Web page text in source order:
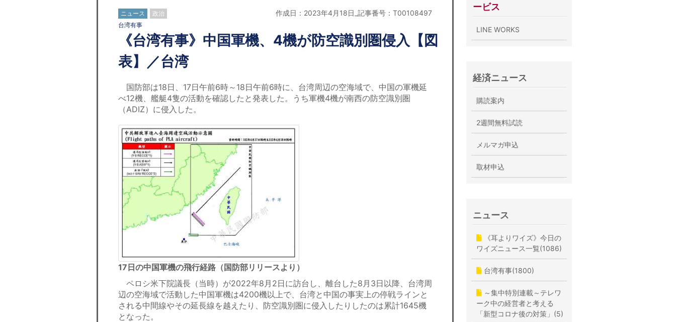
ニュース 政治 作成日：2023年4月18日_記事番号：T00108497
台湾有事
《台湾有事》中国軍機、4機が防空識別圏侵入【図
表】／台湾
国防部は18日、17日午前6時～18日午前6時に、台湾周辺の空海域で、中国の軍機延
べ12機、艦艇4隻の活動を確認したと発表した。うち軍機4機が南西の防空識別圏
（ADIZ）に侵入した。
17日の中国軍機の飛行経路（国防部リリースより）
ペロシ米下院議長（当時）が2022年8月2日に訪台し、離台した8月3日以降、台湾周
辺の空海域で活動した中国軍機は4200機以上で、台湾と中国の事実上の停戦ラインと
される中間線やその延長線を越えたり、防空識別圏に侵入したりしたのは累計1645機
となった。
ービス
LINE WORKS
経済ニュース
購読案内
2週間無料試読
メルマガ申込
取材申込
ニュース
《耳よりワイズ》今日の
ワイズニュース一覧(1086)
台湾有事(1800)
～集中特別連載～テレワ
ーク中の経営者と考える
「新型コロナ後の対策」(5)